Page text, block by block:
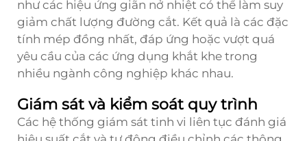
như các hiệu ứng giãn nở nhiệt có thể làm suy
giảm chất lượng đường cắt. Kết quả là các đặc
tính mép đồng nhất, đáp ứng hoặc vượt quá
yêu cầu của các ứng dụng khắt khe trong
nhiều ngành công nghiệp khác nhau.
Giám sát và kiểm soát quy trình
Các hệ thống giám sát tinh vi liên tục đánh giá